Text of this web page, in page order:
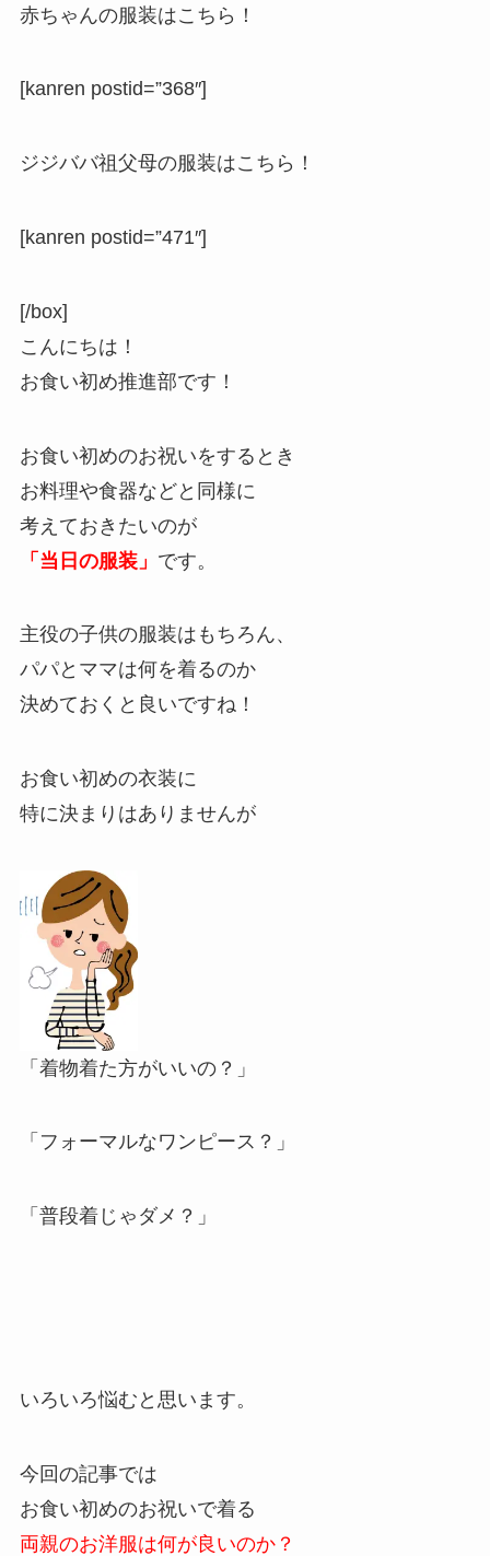
赤ちゃんの服装はこちら！
[kanren postid=”368″]
ジジババ祖父母の服装はこちら！
[kanren postid=”471″]
[/box]
こんにちは！
お食い初め推進部です！
お食い初めのお祝いをするとき
お料理や食器などと同様に
考えておきたいのが
「当日の服装」 です。
主役の子供の服装はもちろん、
パパとママは何を着るのか
決めておくと良いですね！
お食い初めの衣装に
特に決まりはありませんが
「着物着た方がいいの？」
「フォーマルなワンピース？」
「普段着じゃダメ？」
いろいろ悩むと思います。
今回の記事では
お食い初めのお祝いで着る
両親のお洋服は何が良いのか？